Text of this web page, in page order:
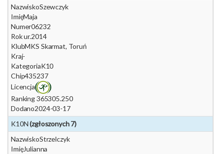
NazwiskoSzewczyk
ImięMaja
Numer06232
Rok ur.2014
KlubMKS Skarmat, Toruń
Kraj-
KategoriaK10
Chip435237
Licencja
Ranking 365305.250
Dodano2024-03-17
K10N(zgłoszonych 7)
NazwiskoStrzelczyk
ImięJulianna